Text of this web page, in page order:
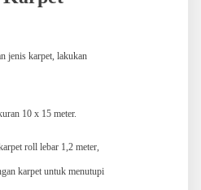
jenis karpet, lakukan
10 x 15 meter.
roll lebar 1,2 meter,
karpet untuk menutupi